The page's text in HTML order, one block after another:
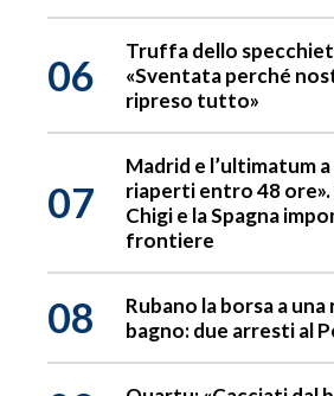
06
Truffa dello
«Sventata perché
ripreso tutto»
07
Madrid e l’ultimatum
riaperti entro 48 ore».
Chigi e la Spagna
frontiere
08
Rubano la borsa a
bagno: due arresti al